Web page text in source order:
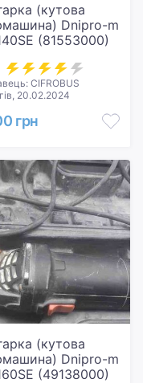
(кутова
Dnipro-m
(81553000)
CIFROBUS
20.02.2024
грн
(кутова
Dnipro-m
(49138000)